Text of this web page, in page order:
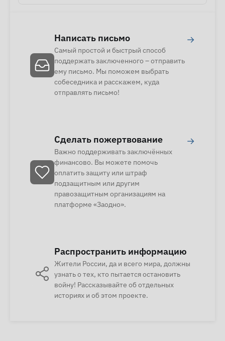
Написать письмо
Самый простой и быстрый способ
поддержать заключенного – отправить
ему письмо. Мы поможем выбрать
собеседника и расскажем, куда
отправлять письмо!
→
Сделать пожертвование
Важно поддерживать заключённых
финансово. Вы можете помочь
оплатить защиту или штраф
подзащитным или другим
правозащитным организациям на
платформе «Заодно».
→
Распространить информацию
Жители России, да и всего мира, должны
узнать о тех, кто пытается остановить
войну! Рассказывайте об отдельных
историях и об этом проекте.